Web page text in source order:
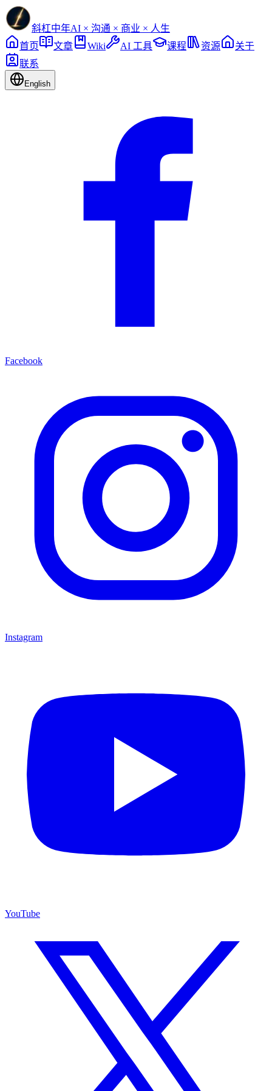
斜杠中年AI × 沟通 × 商业 × 人生
首页
文章 Wiki AI 工具 课程 资源
关于
联系
English
Facebook
Instagram
YouTube